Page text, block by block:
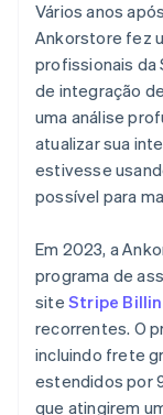
Vários anos
Ankorstore fez
profissionais da
de integração
uma análise
atualizar sua
estivesse
possível para
Em 2023, a
programa de
site Stripe
recorrentes. O
incluindo frete
estendidos por
que atingirem